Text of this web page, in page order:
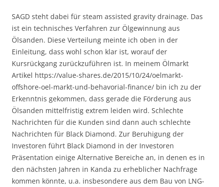
SAGD steht dabei für steam assisted gravity drainage. Das
ist ein technisches Verfahren zur Ölgewinnung aus
Ölsanden. Diese Verteilung meinte ich oben in der
Einleitung, dass wohl schon klar ist, worauf der
Kursrückgang zurückzuführen ist. In meinem Ölmarkt
Artikel https://value-shares.de/2015/10/24/oelmarkt-
offshore-oel-markt-und-behavorial-finance/ bin ich zu der
Erkenntnis gekommen, dass gerade die Förderung aus
Ölsanden mittelfristig extrem leiden wird. Schlechte
Nachrichten für die Kunden sind dann auch schlechte
Nachrichten für Black Diamond. Zur Beruhigung der
Investoren führt Black Diamond in der Investoren
Präsentation einige Alternative Bereiche an, in denen es in
den nächsten Jahren in Kanda zu erheblicher Nachfrage
kommen könnte, u.a. insbesondere aus dem Bau von LNG-